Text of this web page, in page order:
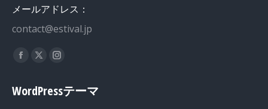
メールアドレス：
contact@estival.jp
私達を見つけてください：
WordPressテーマ